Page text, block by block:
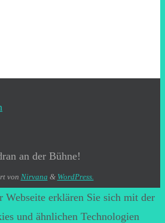
an der Bühne!
von Nirvana & WordPress.
Webseite erklären Sie sich mit der
und ähnlichen Technologien